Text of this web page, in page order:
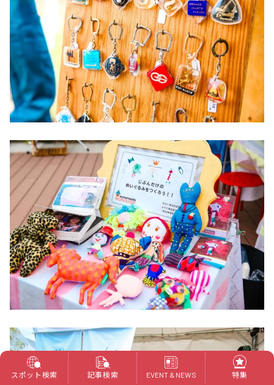
スポット検索 記事検索 EVENT & NEWS 特集